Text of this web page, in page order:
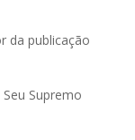
da publicação
Supremo